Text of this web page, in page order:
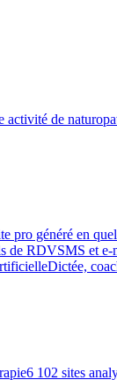
activité de
pro généré en
de RDVSMS et e-
Dictée,
6 102 sites